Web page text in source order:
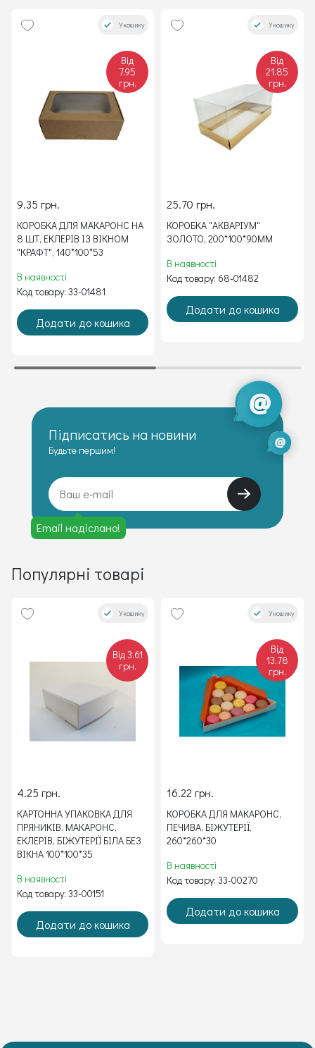
У кошику
Від
7.95
грн.
9.35 грн.
КОРОБКА ДЛЯ МАКАРОНС НА
8 ШТ, ЕКЛЕРІВ ІЗ ВІКНОМ
"КРАФТ", 140*100*53
В наявності
Код товару: 33-01481
Додати до кошика
У кошику
Від
21.85
грн.
25.70 грн.
КОРОБКА "АКВАРІУМ"
ЗОЛОТО, 200*100*90ММ
В наявності
Код товару: 68-01482
Додати до кошика
Підписатись на новини
Будьте першим!
Email надіслано!
Популярні товарі
У кошику
Від 3.61
грн.
4.25 грн.
КАРТОННА УПАКОВКА ДЛЯ
ПРЯНИКІВ, МАКАРОНС,
ЕКЛЕРІВ, БІЖУТЕРІЇ БІЛА БЕЗ
ВІКНА 100*100*35
В наявності
Код товару: 33-00151
Додати до кошика
У кошику
Від
13.78
грн.
16.22 грн.
КОРОБКА ДЛЯ МАКАРОНС,
ПЕЧИВА, БІЖУТЕРІЇ,
260*260*30
В наявності
Код товару: 33-00270
Додати до кошика